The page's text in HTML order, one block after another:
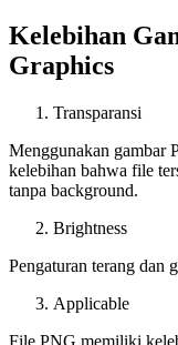
Kelebihan
Graphics
Transparansi
Menggunakan gambar
kelebihan bahwa file
tanpa background.
Brightness
Pengaturan terang dan
Applicable
File PNG memiliki